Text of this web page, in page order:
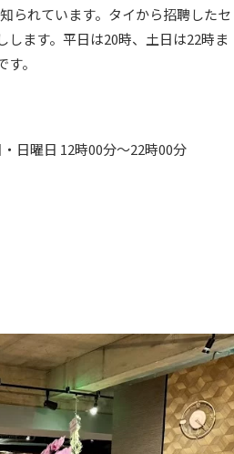
られています。タイから招聘したセ
ます。平日は20時、土日は22時ま
。
日曜日 12時00分～22時00分